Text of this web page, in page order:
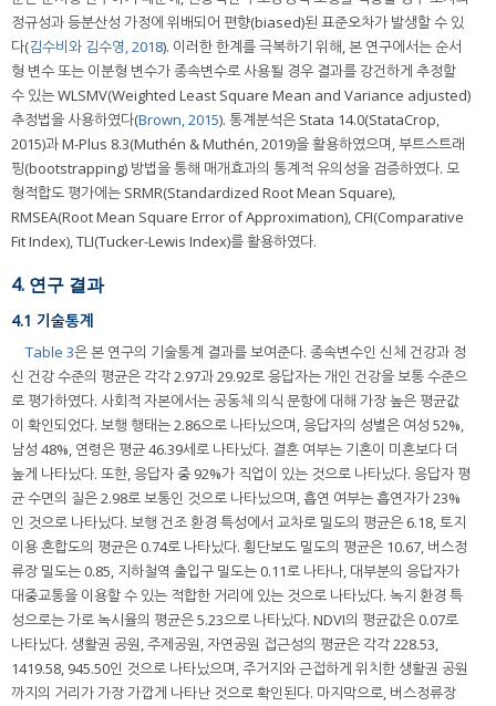
정규성과 등분산성 가정에 위배되어 편향(biased)된 표준오차가 발생할 수 있
다(김수비와 김수영, 2018). 이러한 한계를 극복하기 위해, 본 연구에서는 순서
형 변수 또는 이분형 변수가 종속변수로 사용될 경우 결과를 강건하게 추정할
수 있는 WLSMV(Weighted Least Square Mean and Variance adjusted)
추정법을 사용하였다(Brown, 2015). 통계분석은 Stata 14.0(StataCrop,
2015)과 M-Plus 8.3(Muthén & Muthén, 2019)을 활용하였으며, 부트스트래
핑(bootstrapping) 방법을 통해 매개효과의 통계적 유의성을 검증하였다. 모
형적합도 평가에는 SRMR(Standardized Root Mean Square),
RMSEA(Root Mean Square Error of Approximation), CFI(Comparative
Fit Index), TLI(Tucker-Lewis Index)를 활용하였다.
4. 연구 결과
4.1 기술통계
Table 3은 본 연구의 기술통계 결과를 보여준다. 종속변수인 신체 건강과 정
신 건강 수준의 평균은 각각 2.97과 29.92로 응답자는 개인 건강을 보통 수준으
로 평가하였다. 사회적 자본에서는 공동체 의식 문항에 대해 가장 높은 평균값
이 확인되었다. 보행 행태는 2.86으로 나타났으며, 응답자의 성별은 여성 52%,
남성 48%, 연령은 평균 46.39세로 나타났다. 결혼 여부는 기혼이 미혼보다 더
높게 나타났다. 또한, 응답자 중 92%가 직업이 있는 것으로 나타났다. 응답자 평
균 수면의 질은 2.98로 보통인 것으로 나타났으며, 흡연 여부는 흡연자가 23%
인 것으로 나타났다. 보행 건조 환경 특성에서 교차로 밀도의 평균은 6.18, 토지
이용 혼합도의 평균은 0.74로 나타났다. 횡단보도 밀도의 평균은 10.67, 버스정
류장 밀도는 0.85, 지하철역 출입구 밀도는 0.11로 나타나, 대부분의 응답자가
대중교통을 이용할 수 있는 적합한 거리에 있는 것으로 나타났다. 녹지 환경 특
성으로는 가로 녹시율의 평균은 5.23으로 나타났다. NDVI의 평균값은 0.07로
나타났다. 생활권 공원, 주제공원, 자연공원 접근성의 평균은 각각 228.53,
1419.58, 945.50인 것으로 나타났으며, 주거지와 근접하게 위치한 생활권 공원
까지의 거리가 가장 가깝게 나타난 것으로 확인된다. 마지막으로, 버스정류장